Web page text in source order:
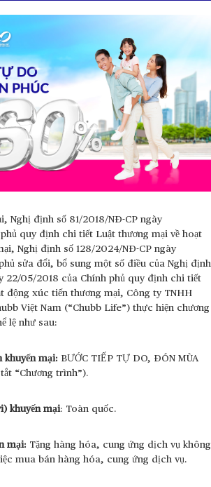
Nghị định số 81/2018/NĐ-CP ngày
quy định chi tiết Luật thương mại về hoạt
Nghị định số 128/2024/NĐ-CP ngày
sửa đổi, bổ sung một số điều của Nghị định
22/05/2018 của Chính phủ quy định chi tiết
động xúc tiến thương mại, Công ty TNHH
Việt Nam (“Chubb Life”) thực hiện chương
lệ như sau:
mại: BƯỚC TIẾP TỰ DO, ĐÓN MÙA
“Chương trình”).
mại: Toàn quốc.
mại: Tặng hàng hóa, cung ứng dịch vụ không
mua bán hàng hóa, cung ứng dịch vụ.